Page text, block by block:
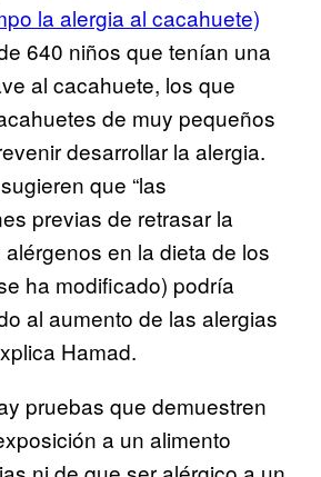
la alergia al cacahuete)
640 niños que tenían una
al cacahuete, los que
de muy pequeños
desarrollar la alergia.
que “las
previas de retrasar la
en la dieta de los
ha modificado) podría
al aumento de las alergias
Hamad.
pruebas que demuestren
a un alimento